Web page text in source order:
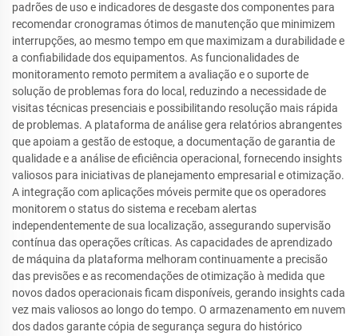
padrões de uso e indicadores de desgaste dos componentes para
recomendar cronogramas ótimos de manutenção que minimizem
interrupções, ao mesmo tempo em que maximizam a durabilidade e
a confiabilidade dos equipamentos. As funcionalidades de
monitoramento remoto permitem a avaliação e o suporte de
solução de problemas fora do local, reduzindo a necessidade de
visitas técnicas presenciais e possibilitando resolução mais rápida
de problemas. A plataforma de análise gera relatórios abrangentes
que apoiam a gestão de estoque, a documentação de garantia de
qualidade e a análise de eficiência operacional, fornecendo insights
valiosos para iniciativas de planejamento empresarial e otimização.
A integração com aplicações móveis permite que os operadores
monitorem o status do sistema e recebam alertas
independentemente de sua localização, assegurando supervisão
contínua das operações críticas. As capacidades de aprendizado
de máquina da plataforma melhoram continuamente a precisão
das previsões e as recomendações de otimização à medida que
novos dados operacionais ficam disponíveis, gerando insights cada
vez mais valiosos ao longo do tempo. O armazenamento em nuvem
dos dados garante cópia de segurança segura do histórico